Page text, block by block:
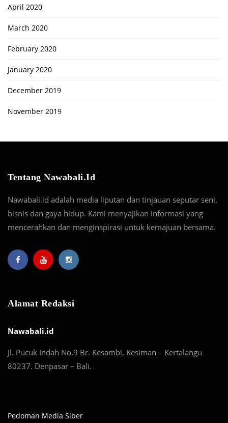
April 2020
March 2020
February 2020
January 2020
December 2019
November 2019
Tentang Nawabali.id
Nawabali.id adalah media liputan dan tinjauan seputar seni,
bisnis dan gaya hidup. Kami menyajikan informasi yang
mencerahkan dan menginspirasi untuk kemajuan bersama.
Alamat Redaksi
Nawabali.id
Jl. Pucuk Indah No.9 Br. Kesambi, Kesiman – Kertalangu
80237. Denpasar – Bali.
Pedoman Media Siber